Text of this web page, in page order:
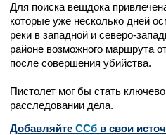
Для поиска вещдока
которые уже несколько дней
реки в западной и северо-
районе возможного маршрута
после совершения убийства.
Пистолет мог бы стать
расследовании дела.
Добавляйте CСб в свои